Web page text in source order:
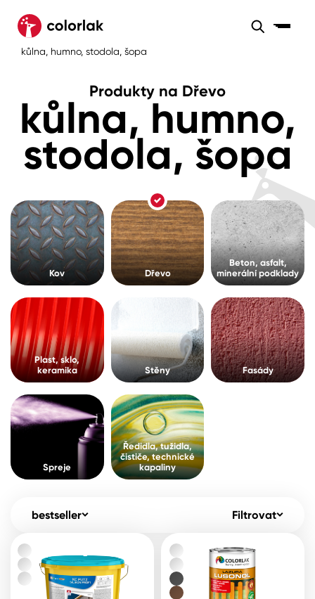
Maloobchod
Sortiment
Prodejny
Tónovací systémy
Úvod Aktuality
Kariéra Reference
Pro akcionáře O společnosti
Kontakty
B2B +420 800 145 555
Česko
Slovensko Polsko
Kov
Dřevo
Beton, asfalt, minerální podklady
Plast, sklo, keramika
Stěny
Fasády
Spreje
Ředidla, tužidla, čističe, technické
kapaliny
Colorlak Dekor
Colorlak Profi
Sortiment
kůlna, humno, stodola, šopa
Produkty na Dřevo
kůlna, humno,
stodola, šopa
Kov Dřevo
Beton, asfalt,
minerální podklady
Plast, sklo,
keramika
Stěny Fasády
Spreje
Ředidla, tužidla,
čističe, technické
kapaliny
bestseller Filtrovat